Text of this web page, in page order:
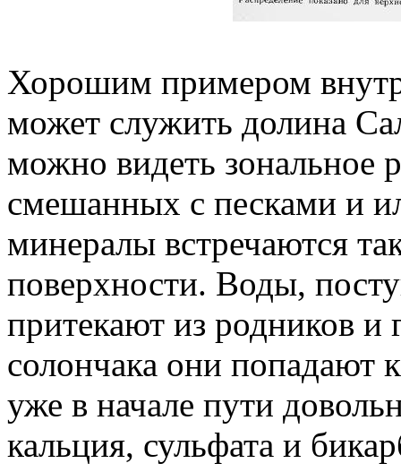
Хорошим примером
может служить долина
можно видеть зональное
смешанных с песками и
минералы встречаются
поверхности. Воды,
притекают из родников и
солончака они попадают
уже в начале пути
кальция, сульфата и